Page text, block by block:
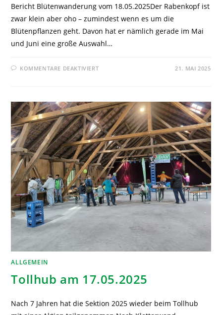
Bericht Blütenwanderung vom 18.05.2025Der Rabenkopf ist
zwar klein aber oho – zumindest wenn es um die
Blütenpflanzen geht. Davon hat er nämlich gerade im Mai
und Juni eine große Auswahl…
KOMMENTARE DEAKTIVIERT 21. MAI 2025
ALLGEMEIN
Tollhub am 17.05.2025
Nach 7 Jahren hat die Sektion 2025 wieder beim Tollhub